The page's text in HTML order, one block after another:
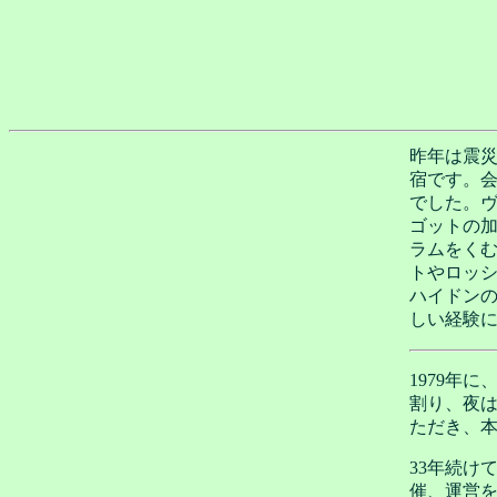
昨年は震
宿です。
でした。
ゴットの
ラムをく
トやロッ
ハイドン
しい経験
1979年に
割り、夜
ただき、
33年続け
催、運営